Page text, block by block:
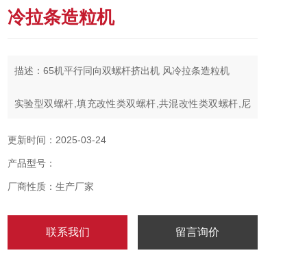
冷拉条造粒机
描述：65机平行同向双螺杆挤出机 风冷拉条造粒机
实验型双螺杆,填充改性类双螺杆,共混改性类双螺杆,尼
螺杆,消泡母粒类双阶双螺杆,废料回收双螺杆，PET废片
螺杆混合造粒机,宠物饲料类双螺杆混合造粒机,食品膨化
机，制药类双螺杆
更新时间：2025-03-24
产品型号：
厂商性质：生产厂家
联系我们 留言询价